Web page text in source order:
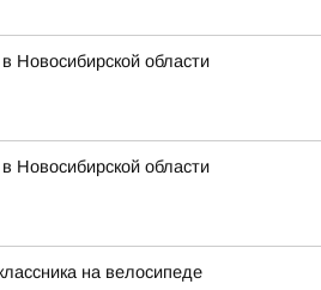
Новосибирской области
Новосибирской области
на велосипеде